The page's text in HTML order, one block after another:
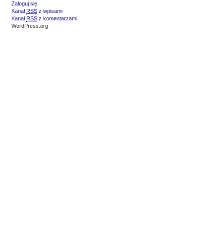
Zaloguj się
Kanał RSSz wpisami
Kanał RSSz komentarzami
WordPress.org